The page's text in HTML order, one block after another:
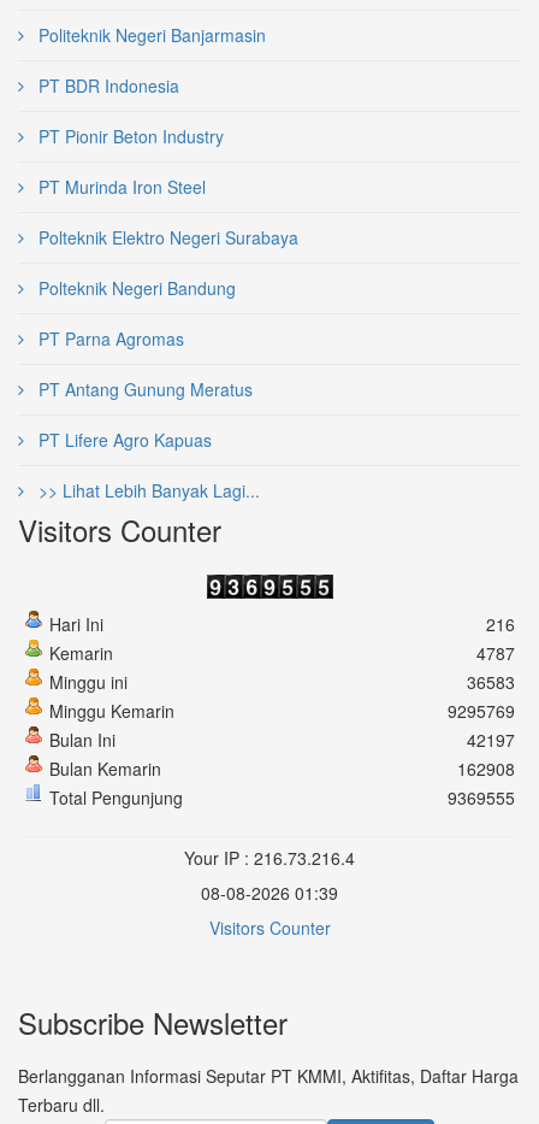
Politeknik Negeri Banjarmasin
PT BDR Indonesia
PT Pionir Beton Industry
PT Murinda Iron Steel
Polteknik Elektro Negeri Surabaya
Polteknik Negeri Bandung
PT Parna Agromas
PT Antang Gunung Meratus
PT Lifere Agro Kapuas
>> Lihat Lebih Banyak Lagi...
Visitors Counter
Hari Ini
Kemarin
Minggu ini
Minggu Kemarin
Bulan Ini
Bulan Kemarin
Total Pengunjung
216
4787
36583
9295769
42197
162908
9369555
Your IP : 216.73.216.4
08-08-2026 01:39
Visitors Counter
Subscribe Newsletter
Berlangganan Informasi Seputar PT KMMI, Aktifitas, Daftar Harga
Terbaru dll.